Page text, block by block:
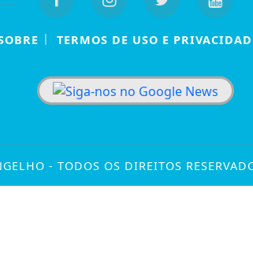
| TERMOS DE USO E
- TODOS OS DIREITOS